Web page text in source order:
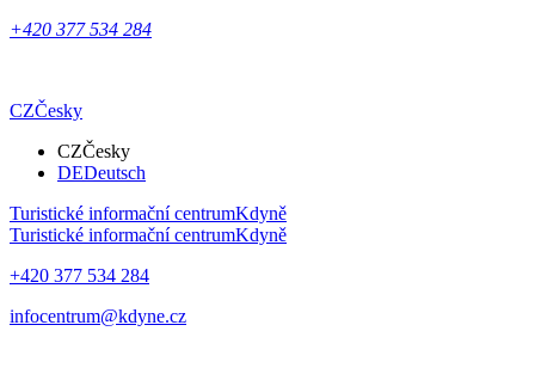
+420 377 534 284
CZČesky
CZČesky
DEDeutsch
Turistické informační centrumKdyně
Turistické informační centrumKdyně
+420 377 534 284
infocentrum@kdyne.cz